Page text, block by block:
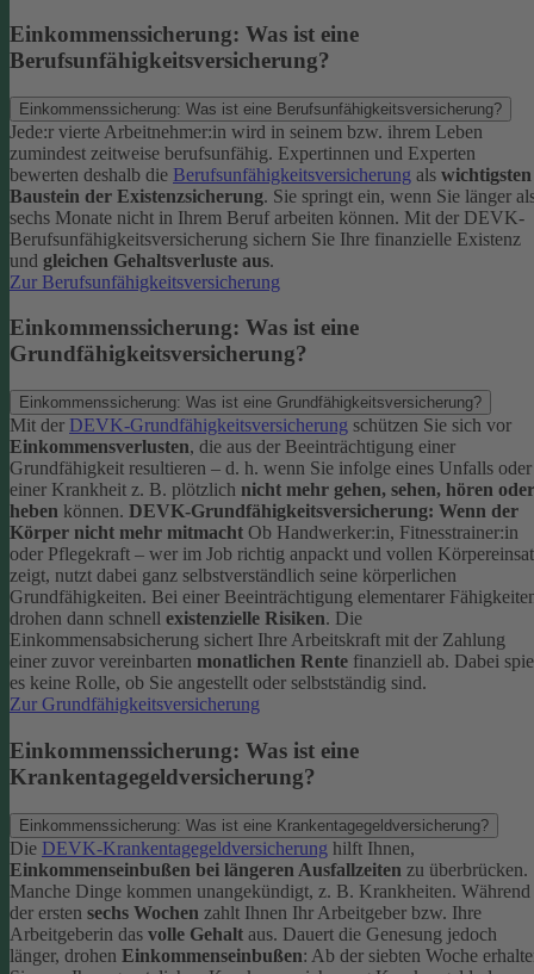
Einkommenssicherung: Was ist eine
Berufsunfähigkeitsversicherung?
Einkommenssicherung: Was ist eine Berufsunfähigkeitsversicherung?
Jede:r vierte Arbeitnehmer:in wird in seinem bzw. ihrem Leben
zumindest zeitweise berufsunfähig. Expertinnen und Experten
bewerten deshalb die Berufsunfähigkeitsversicherung als wichtigsten
Baustein der Existenzsicherung. Sie springt ein, wenn Sie länger
sechs Monate nicht in Ihrem Beruf arbeiten können. Mit der DEVK-
Berufsunfähigkeitsversicherung sichern Sie Ihre finanzielle Existenz
und gleichen Gehaltsverluste aus.
Zur Berufsunfähigkeitsversicherung
Einkommenssicherung: Was ist eine
Grundfähigkeitsversicherung?
Einkommenssicherung: Was ist eine Grundfähigkeitsversicherung?
Mit der DEVK-Grundfähigkeitsversicherung schützen Sie sich vor
Einkommensverlusten, die aus der Beeinträchtigung einer
Grundfähigkeit resultieren – d. h. wenn Sie infolge eines Unfalls oder
einer Krankheit z. B. plötzlich nicht mehr gehen, sehen, hören oder
heben können. DEVK-Grundfähigkeitsversicherung: Wenn der
Körper nicht mehr mitmacht Ob Handwerker:in, Fitnesstrainer:in
oder Pflegekraft – wer im Job richtig anpackt und vollen
zeigt, nutzt dabei ganz selbstverständlich seine körperlichen
Grundfähigkeiten. Bei einer Beeinträchtigung elementarer
drohen dann schnell existenzielle Risiken. Die
Einkommensabsicherung sichert Ihre Arbeitskraft mit der Zahlung
einer zuvor vereinbarten monatlichen Rente finanziell ab. Dabei
es keine Rolle, ob Sie angestellt oder selbstständig sind.
Zur Grundfähigkeitsversicherung
Einkommenssicherung: Was ist eine
Krankentagegeldversicherung?
Einkommenssicherung: Was ist eine Krankentagegeldversicherung?
Die DEVK-Krankentagegeldversicherung hilft Ihnen,
Einkommenseinbußen bei längeren Ausfallzeiten zu überbrücken.
Manche Dinge kommen unangekündigt, z. B. Krankheiten. Während
der ersten sechs Wochen zahlt Ihnen Ihr Arbeitgeber bzw. Ihre
Arbeitgeberin das volle Gehalt aus. Dauert die Genesung jedoch
länger, drohen Einkommenseinbußen: Ab der siebten Woche